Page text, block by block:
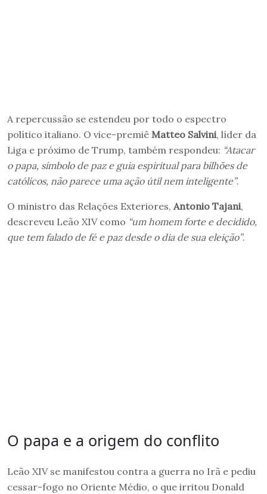
A repercussão se estendeu por todo o espectro
político italiano. O vice-premiê Matteo Salvini, líder da
Liga e próximo de Trump, também respondeu: “Atacar
o papa, símbolo de paz e guia espiritual para bilhões de
católicos, não parece uma ação útil nem inteligente”.
O ministro das Relações Exteriores, Antonio Tajani,
descreveu Leão XIV como “um homem forte e decidido,
que tem falado de fé e paz desde o dia de sua eleição”.
O papa e a origem do conflito
Leão XIV se manifestou contra a guerra no Irã e pediu
cessar-fogo no Oriente Médio, o que irritou Donald